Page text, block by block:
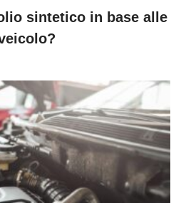
sintetico in base alle